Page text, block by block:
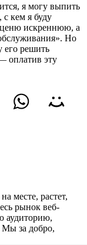
я могу выпить
с кем я буду
ценю искреннюю, а
Но
его решить
оплатив эту
месте, растет,
рынок веб-
аудиторию,
Мы за добро,